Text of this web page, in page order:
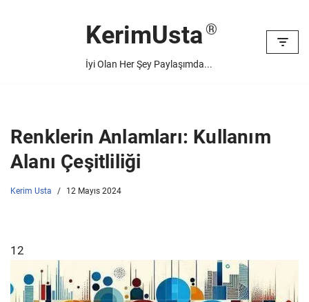
KerimUsta
İyi Olan Her Şey Paylaşımda...
Renklerin Anlamları: Kullanım
Alanı Çeşitliliği
Kerim Usta 12 Mayıs 2024
12